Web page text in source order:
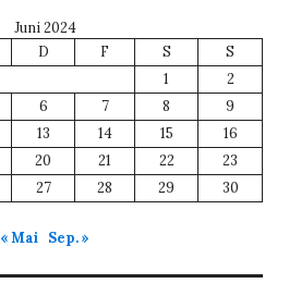
Juni 2024
D F S
S
1
2
6 7 8
9
13 14 15
16
20 21 22
23
27 28 29 30
« Mai Sep. »